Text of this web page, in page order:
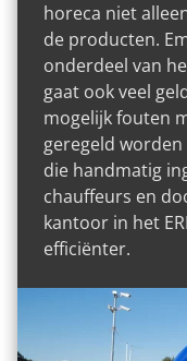
Nieuws
Over ons
015 251 22 10
horeca niet
de producten.
onderdeel van
gaat ook veel
mogelijk fouten
geregeld
die handmatig
chauffeurs en
kantoor in het
efficiënter.